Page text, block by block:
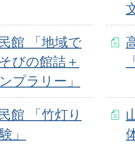
館 「地域で
びの館詰＋
プラリー」
館 「竹灯り
」